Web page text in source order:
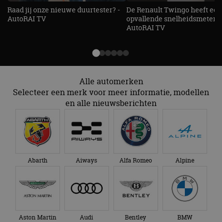
Raad jij onze nieuwe duurtester? -
AutoRAI TV
De Renault Twingo heeft een
opvallende snelheidsmeter! -
AutoRAI TV
Alle automerken
Selecteer een merk voor meer informatie, modellen
en alle nieuwsberichten
Abarth Aiways Alfa Romeo Alpine
Aston Martin Audi Bentley BMW
strikt noodzakelijke cookies.
Aanbieder/
Domein
Vervaldatum
.autorai.nl
te
adres van
te
CookieScriptConsent
CookieScript
4 weken 2
Deze
Cookie-
service
bezoekers